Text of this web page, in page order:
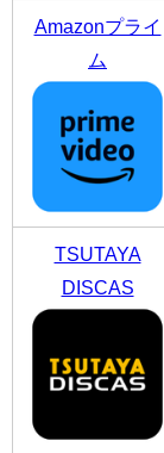
Amazonプライ
ム
TSUTAYA
DISCAS